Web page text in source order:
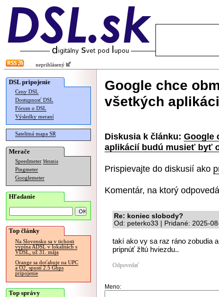
neprihlásený
DSL pripojenie
Ceny DSL
Dostupnosť DSL
Fórum o DSL
Výsledky meraní
Satelitná mapa SR
Merače
Speedmeter Merania
Pingmeter
Googlemeter
Hľadanie
Top články
Na Slovensku sa v tichosti
vypína ADSL v lokalitách s
VDSL, už 31. mája
Orange sa doťahuje na UPC
a O2, spustí 2.5 Gbps
pripojenie
Top správy
Google chce
všetkých
Diskusia k článku: Google
aplikácií budú musieť byť
Prispievajte do diskusií ako
Komentár, na ktorý
Re: koniec slobody?
Od: peterko33 | Pridané: 2025-
takí ako vy sa raz ráno zobudia
pripnúť žltú hviezdu..
Odpovedať
Meno: